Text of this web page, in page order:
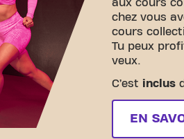
aux cours
chez vous
cours
Tu peux
veux.
C’est inclus
EN